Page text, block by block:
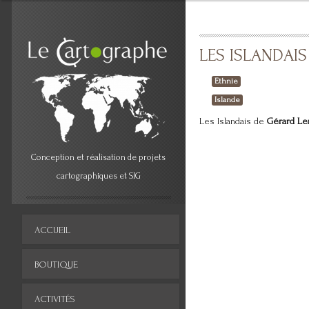
LES ISLANDAIS
Ethnie
Islande
Les Islandais de Gérard
Conception et réalisation de projets
cartographiques et SIG
ACCUEIL
BOUTIQUE
ACTIVITÉS